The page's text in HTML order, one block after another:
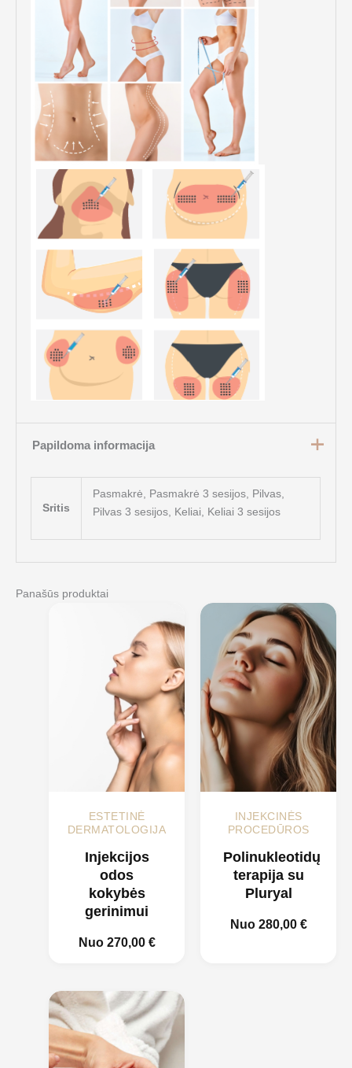
Papildoma informacija
Sritis
Pasmakrė, Pasmakrė 3 sesijos, Pilvas,
Pilvas 3 sesijos, Keliai, Keliai 3 sesijos
Panašūs produktai
ESTETINĖ
DERMATOLOGIJA
Injekcijos
odos
kokybės
gerinimui
Nuo 270,00 €
INJEKCINĖS
PROCEDŪROS
Polinukleotidų
terapija su
Pluryal
Nuo 280,00 €